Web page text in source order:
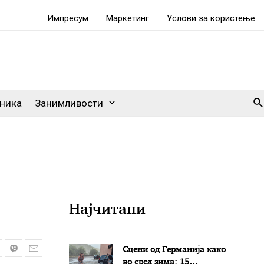
Импресум Маркетинг Услови за користење
Занимливости
Најчитани
Сцени од Германија како
во сред зима: 15